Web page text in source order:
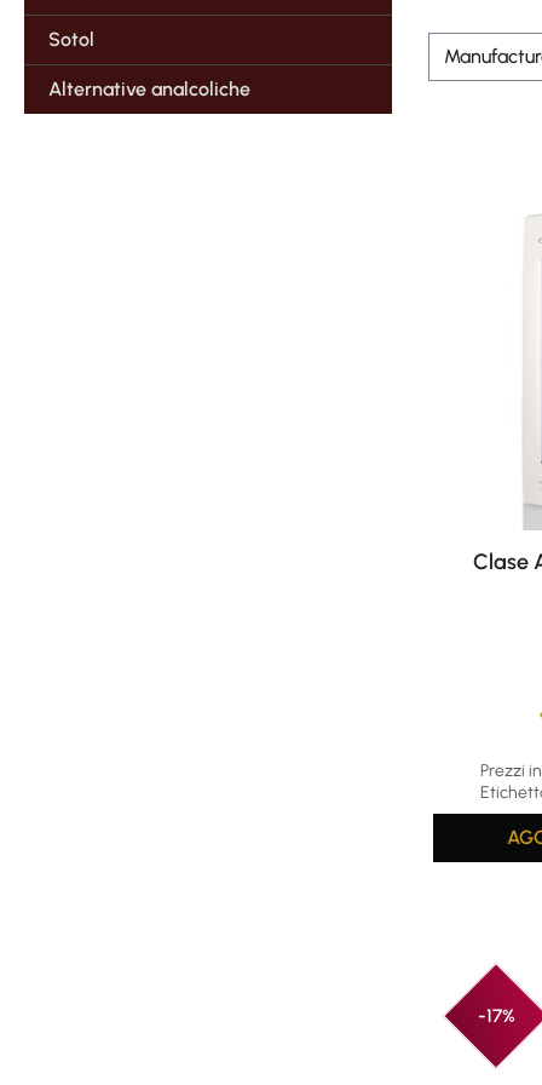
Sotol
Alternative analcoliche
Clase
Prezzi
-17%